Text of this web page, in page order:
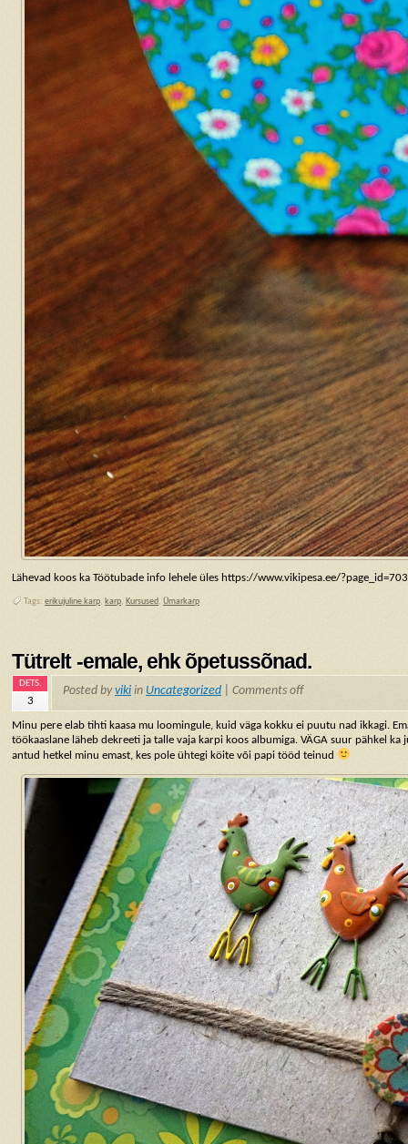
Lähevad koos ka Töötubade info lehele üles https://www.vikipesa.ee/?page_id=703
Tags: erikujuline karp, karp, Kursused, Ümarkarp
Tütrelt -emale, ehk õpetussõnad.
DETS.
3
Posted byviki in Uncategorized Comments off
Minu pere elab tihti kaasa mu loomingule, kuid väga kokku ei puutu nad ikkagi.
töökaaslane läheb dekreeti ja talle vaja karpi koos albumiga. VÄGA suur pähkel ka
antud hetkel minu emast, kes pole ühtegi köite või papi tööd teinud